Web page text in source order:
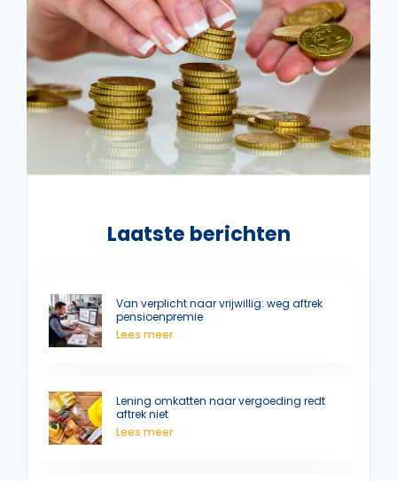
Laatste berichten
Van verplicht naar vrijwillig: weg aftrek
pensioenpremie
Lees meer
Lening omkatten naar vergoeding redt
aftrek niet
Lees meer